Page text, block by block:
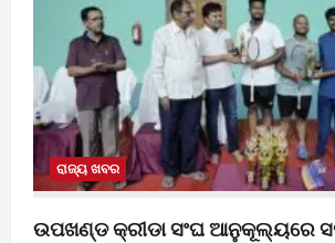
ରାଜ୍ୟ ଖବର
ଉପଖଣ୍ଡ କ୍ରୀଡା ସଂଘ ଆନୁକୂଲ୍ୟରେ